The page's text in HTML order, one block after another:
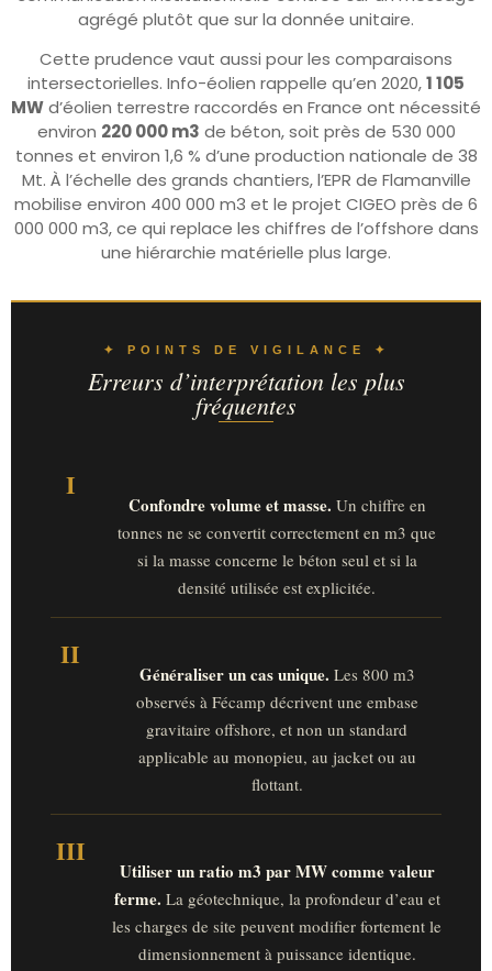
agrégé plutôt que sur la donnée unitaire.
Cette prudence vaut aussi pour les comparaisons
intersectorielles. Info-éolien rappelle qu’en 2020,1 105
MWd’éolien terrestre raccordés en France ont nécessité
environ 220 000 m3 de béton, soit près de 530 000
tonnes et environ 1,6 % d’une production nationale de 38
Mt. À l’échelle des grands chantiers, l’EPR de Flamanville
mobilise environ 400 000 m3 et le projet CIGEO près de 6
000 000 m3, ce qui replace les chiffres de l’offshore dans
une hiérarchie matérielle plus large.
✦ POINTS DE VIGILANCE ✦
Erreurs d’interprétation les plus
fréquentes
I
Confondre volume et masse. Un chiffre en
tonnes ne se convertit correctement en m3 que
si la masse concerne le béton seul et si la
densité utilisée est explicitée.
II
Généraliser un cas unique. Les 800 m3
observés à Fécamp décrivent une embase
gravitaire offshore, et non un standard
applicable au monopieu, au jacket ou au
flottant.
III
Utiliser un ratio m3 par MW comme valeur
ferme. La géotechnique, la profondeur d’eau et
les charges de site peuvent modifier fortement le
dimensionnement à puissance identique.